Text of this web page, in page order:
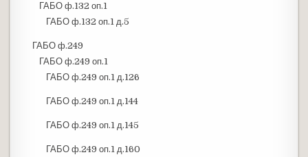
ГАБО ф.132 оп.1
ГАБО ф.132 оп.1 д.5
ГАБО ф.249
ГАБО ф.249 оп.1
ГАБО ф.249 оп.1 д.126
ГАБО ф.249 оп.1 д.144
ГАБО ф.249 оп.1 д.145
ГАБО ф.249 оп.1 д.160